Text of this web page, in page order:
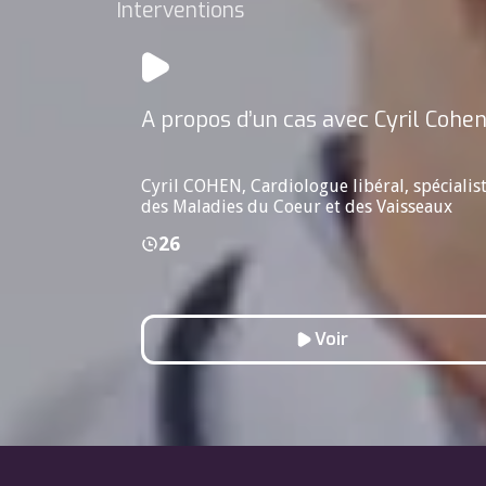
Interventions
A propos d’un cas avec Cyril Cohen
Cyril COHEN, Cardiologue libéral,
des Maladies du Coeur et des Vaisseaux
26
Voir